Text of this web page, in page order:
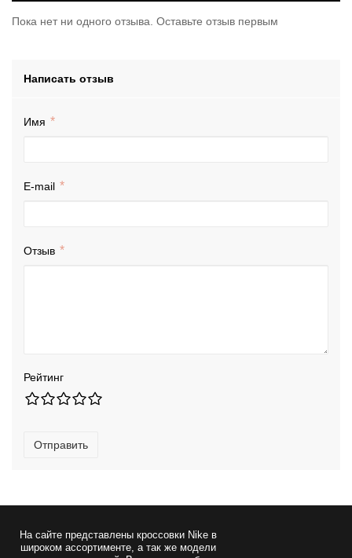
Пока нет ни одного отзыва. Оставьте отзыв первым
Написать отзыв
Имя
E-mail
Отзыв
Рейтинг
Отправить
На сайте представлены кроссовки Nikeв
широком ассортименте, а так же модели